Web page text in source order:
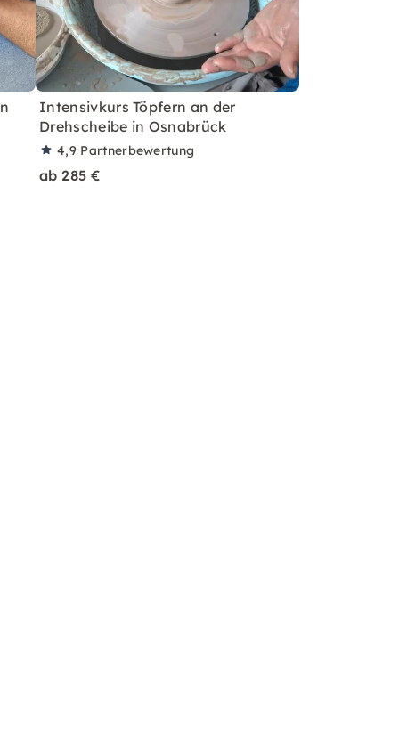
Intensivkurs Töpfern an der
Drehscheibe in Osnabrück
4,9 Partnerbewertung
ab 285 €